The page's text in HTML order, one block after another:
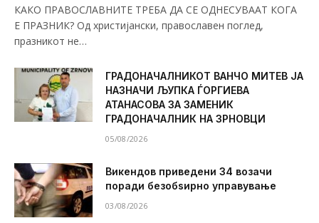
КАКО ПРАВОСЛАВНИТЕ ТРЕБА ДА СЕ ОДНЕСУВААТ КОГА
Е ПРАЗНИК? Од христијански, православен поглед,
празникот не…
ГРАДОНАЧАЛНИКОТ ВАНЧО МИТЕВ ЈА
НАЗНАЧИ ЉУПКА ЃОРГИЕВА
АТАНАСОВА ЗА ЗАМЕНИК
ГРАДОНАЧАЛНИК НА ЗРНОВЦИ
05/08/2026
Викендов приведени 34 возачи
поради безобѕирно управување
03/08/2026